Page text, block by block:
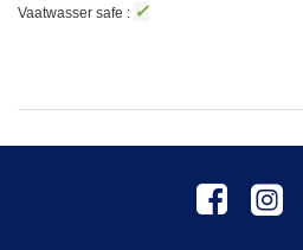
Vaatwasser safe : ✓